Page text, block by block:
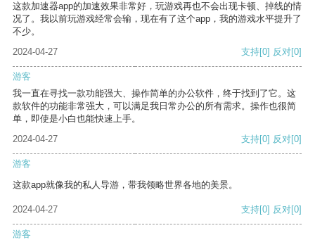
这款加速器app的加速效果非常好，玩游戏再也不会出现卡顿、掉线的情
况了。我以前玩游戏经常会输，现在有了这个app，我的游戏水平提升了
不少。
2024-04-27
支持[0] 反对[0]
游客
我一直在寻找一款功能强大、操作简单的办公软件，终于找到了它。这
款软件的功能非常强大，可以满足我日常办公的所有需求。操作也很简
单，即使是小白也能快速上手。
2024-04-27
支持[0] 反对[0]
游客
这款app就像我的私人导游，带我领略世界各地的美景。
2024-04-27 支持[0] 反对[0]
游客